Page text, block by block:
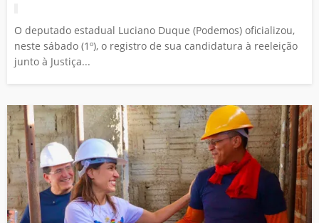
O deputado estadual Luciano Duque (Podemos) oficializou,
neste sábado (1º), o registro de sua candidatura à reeleição
junto à Justiça...